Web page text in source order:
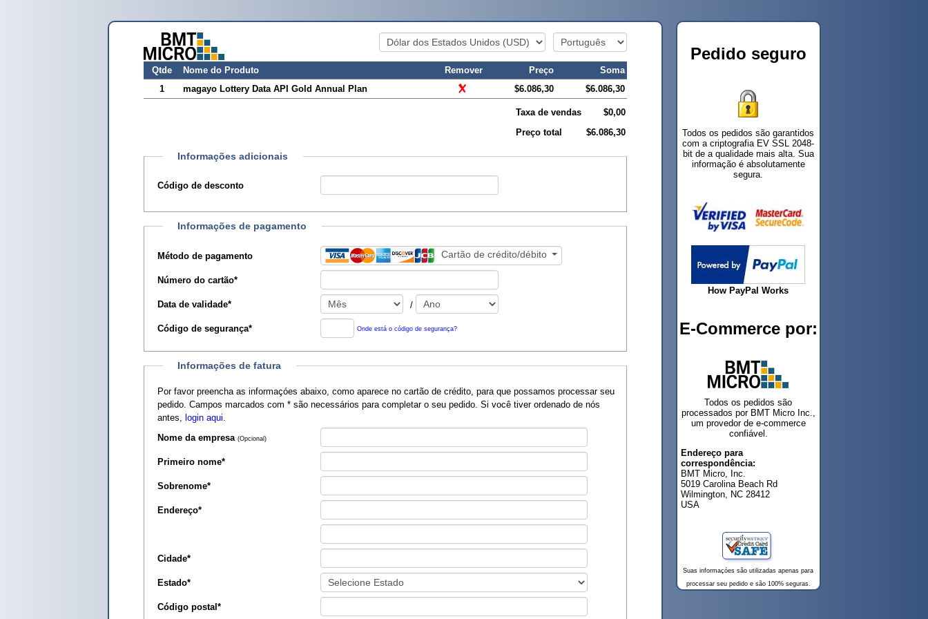
Qtde Nome do Produto Remover Preço
Soma
1
magayo Lottery Data API Gold Annual Plan $6.086,30 $6.086,30
Taxa de vendas
$0,00
Preço total
$6.086,30
Informações adicionais
Código de desconto
Informações de pagamento
Método de pagamento Cartão de crédito/débito
Número do cartão*
Data de validade* /
Código de segurança* Onde está o código de segurança?
Informações de fatura
Por favor preencha as informaçóes abaixo, como aparece no cartão de crédito, para que possamos processar seu
pedido. Campos marcados com *são necessários para completar o seu pedido. Si você tiver ordenado de nós
antes,
login aqui
Nome da empresa (Opcional)
Primeiro nome*
Sobrenome*
Endereço*
Cidade*
Estado*
Código postal *
Pedido seguro
Todos os pedidos são garantidos
com a criptografia EV SSL 2048-
bit de a qualidade mais alta. Sua
informação é absolutamente
segura.
How PayPal Works
E-Commerce por:
Todos os pedidos são
processados por BMT Micro Inc.,
um provedor de e-commerce
confiável.
Endereço para
correspondência:
BMT Micro, Inc.
5019 Carolina Beach Rd
Wilmington, NC 28412
USA
Suas informaçóes são utilizadas apenas para
processar seu pedido e são 100% seguras.